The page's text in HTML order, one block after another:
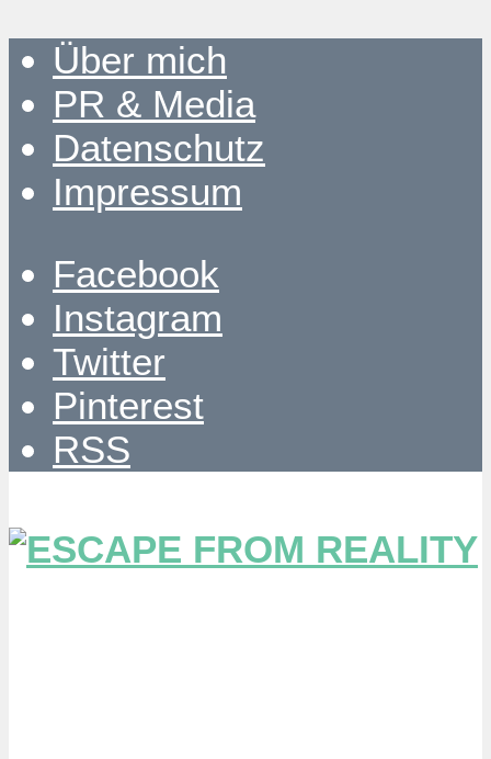
Über mich
PR & Media
Datenschutz
Impressum
Facebook
Instagram
Twitter
Pinterest
RSS